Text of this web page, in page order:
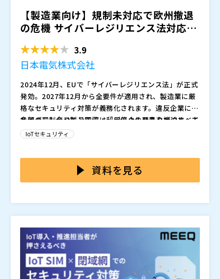
【製造業向け】規制未対応で欧州撤退
の危機 サイバーレジリエンス法対応の
3.9
日本電気株式会社
2024年12月、EUで「サイバーレジリエンス法」が正式
発効。2027年12月から全要件が適用され、製造業に厳
格なセキュリティ対策が義務化されます。違反企業には
多額の罰則金や製品回収・利用停止のリスクが迫り、未
対応のままでは欧州市場からの撤退を余儀なくされる可
行かなくなる恐れがあります。
サイバーレジリエンス法は「デジタル要素を持つすべて
の製品」が対象となり、具体的にどの製品が該当するの
品のセキュリティ機能実装だけでなく、組織の脆弱性対
応まで広範囲にわたる対応が必要です。適切な対応を取
けるリスクもあります。
ティ要件の可視化、リスク評価、インシデント対応計画
の策定が求められます。しかし、多くの企業では、どこ
本セミナーでは、チェックリストを活用した適合状況の
可視化、ロードマップの策定、優先的に取り組むべき施
策とスムーズな対応の第一歩について解説します。
品開発部門、経営層の方の参加を推奨しております。
また、対策の決定権がある方の参加を想定しております
ため、係長級以上の方がご参加いただくようご了承くだ
さい。
日本電気株式会社（
NECソリューションイノベータ株式会社（）
株式会社オープンソース活用研究所（ ）
IoTセキュリティ
資料を見る